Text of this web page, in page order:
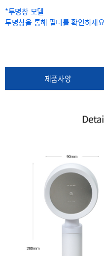
*투명창 모델
투명창을 통해 필터를 확인하세
제품사양